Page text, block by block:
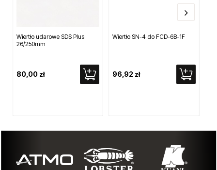
Wiertło udarowe SDS Plus
26/250mm
80,00 zł
Wiertło SN-4 do FCD-6B-1F
96,92 zł